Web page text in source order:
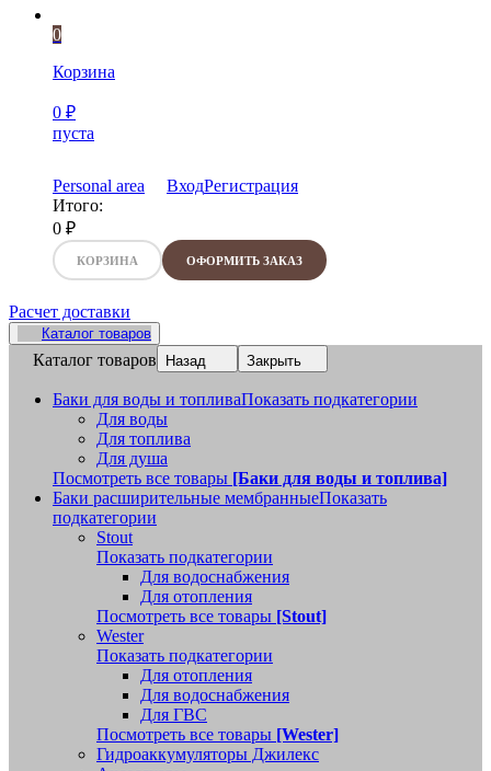
0
Корзина
0 ₽
пуста
Personal area ВходРегистрация
Итого:
0 ₽
КОРЗИНА ОФОРМИТЬ ЗАКАЗ
Расчет доставки
Каталог товаров
Каталог товаров Назад Закрыть
Баки для воды и топливаПоказать подкатегории
Для воды
Для топлива
Для душа
Посмотреть все товары [Баки для воды и топлива]
Баки расширительные мембранныеПоказать
подкатегории
Stout
Показать подкатегории
Для водоснабжения
Для отопления
Посмотреть все товары [Stout]
Wester
Показать подкатегории
Для отопления
Для водоснабжения
Для ГВС
Посмотреть все товары [Wester]
Гидроаккумуляторы Джилекс